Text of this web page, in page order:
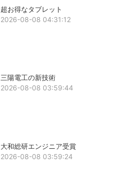
超お得なタブレット
2026-08-08 04:31:12
三陽電工の新技術
2026-08-08 03:59:44
大和総研エンジニア受賞
2026-08-08 03:59:24